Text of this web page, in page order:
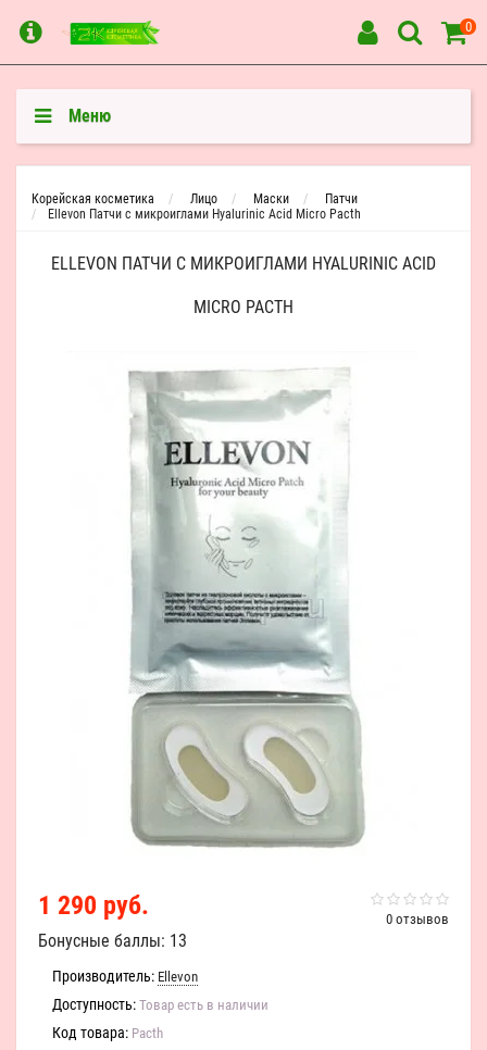
0
Меню
Корейская косметика Лицо Маски
Патчи
Ellevon Патчи с микроиглами Hyalurinic Acid Micro Pacth
ELLEVON ПАТЧИ С МИКРОИГЛАМИ HYALURINIC ACID
MICRO PACTH
0 отзывов
1 290 руб.
Бонусные баллы: 13
Производитель: Ellevon
Доступность: Товар есть в наличии
Код товара: Pacth